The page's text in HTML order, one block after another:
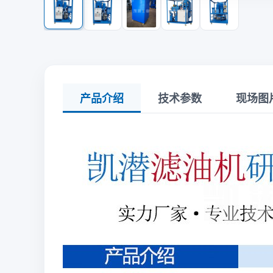
产品介绍 技术参数 现场图